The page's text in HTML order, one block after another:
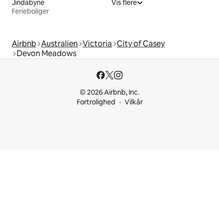
Jindabyne
Ferieboliger
Vis flere
Airbnb Australien Victoria City of Casey
Devon Meadows
© 2026 Airbnb, Inc.
Fortrolighed
Vilkår